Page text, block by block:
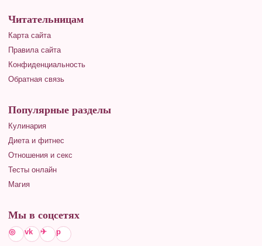
Читательницам
Карта сайта
Правила сайта
Конфиденциальность
Обратная связь
Популярные разделы
Кулинария
Диета и фитнес
Отношения и секс
Тесты онлайн
Магия
Мы в соцсетях
◎ vk ✈ p